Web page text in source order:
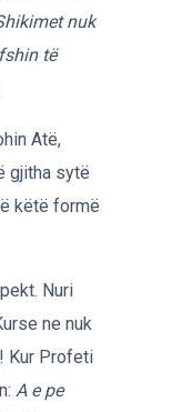
nuk
të
Atë,
gjitha sytë
këtë formë
Nuri
ne nuk
Kur Profeti
A e pe